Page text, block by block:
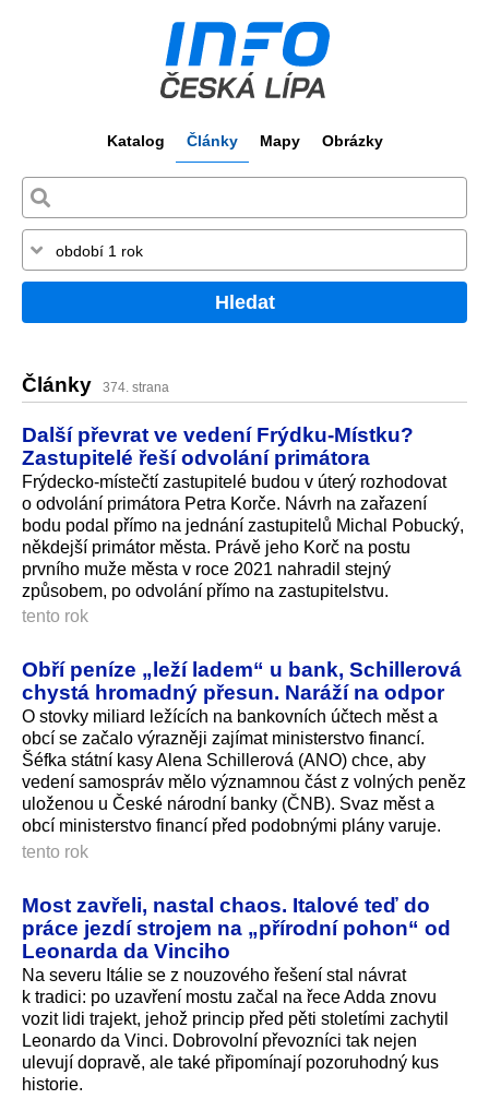
Katalog Články Mapy Obrázky
Hledat
Články 374. strana
Další převrat ve vedení Frýdku-Místku?
Zastupitelé řeší odvolání primátora
Frýdecko-místečtí zastupitelé budou v úterý rozhodovat
o odvolání primátora Petra Korče. Návrh na zařazení
bodu podal přímo na jednání zastupitelů Michal Pobucký,
někdejší primátor města. Právě jeho Korč na postu
prvního muže města v roce 2021 nahradil stejný
způsobem, po odvolání přímo na zastupitelstvu.
tento rok
Obří peníze „leží ladem“ u bank, Schillerová
chystá hromadný přesun. Naráží na odpor
O stovky miliard ležících na bankovních účtech měst a
obcí se začalo výrazněji zajímat ministerstvo financí.
Šéfka státní kasy Alena Schillerová (ANO) chce, aby
vedení samospráv mělo významnou část z volných peněz
uloženou u České národní banky (ČNB). Svaz měst a
obcí ministerstvo financí před podobnými plány varuje.
tento rok
Most zavřeli, nastal chaos. Italové teď do
práce jezdí strojem na „přírodní pohon“ od
Leonarda da Vinciho
Na severu Itálie se z nouzového řešení stal návrat
k tradici: po uzavření mostu začal na řece Adda znovu
vozit lidi trajekt, jehož princip před pěti stoletími zachytil
Leonardo da Vinci. Dobrovolní převozníci tak nejen
ulevují dopravě, ale také připomínají pozoruhodný kus
historie.